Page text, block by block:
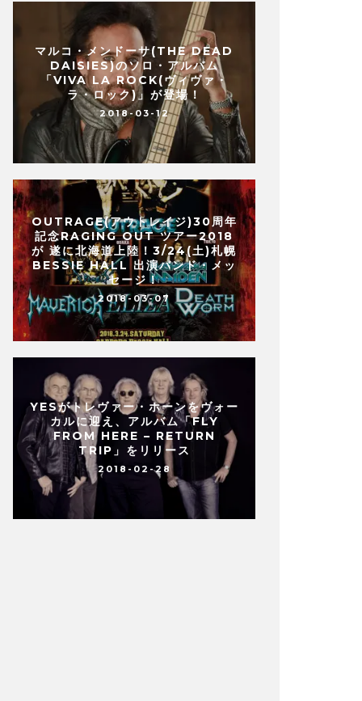
マルコ・メンドーサ(THE DEAD
DAISIES)のソロ・アルバム
「VIVA LA ROCK(ヴィヴァ・
ラ・ロック)」が登場！
2018-03-12
OUTRAGE(アウトレイジ)30周年
記念RAGING OUT ツアー2018
が 遂に北海道上陸！3/24(土)札幌
BESSIE HALL 出演バンド・メッ
セージ！
2018-03-07
YESがトレヴァー・ホーンをヴォー
カルに迎え、アルバム「FLY
FROM HERE – RETURN
TRIP」をリリース
2018-02-28